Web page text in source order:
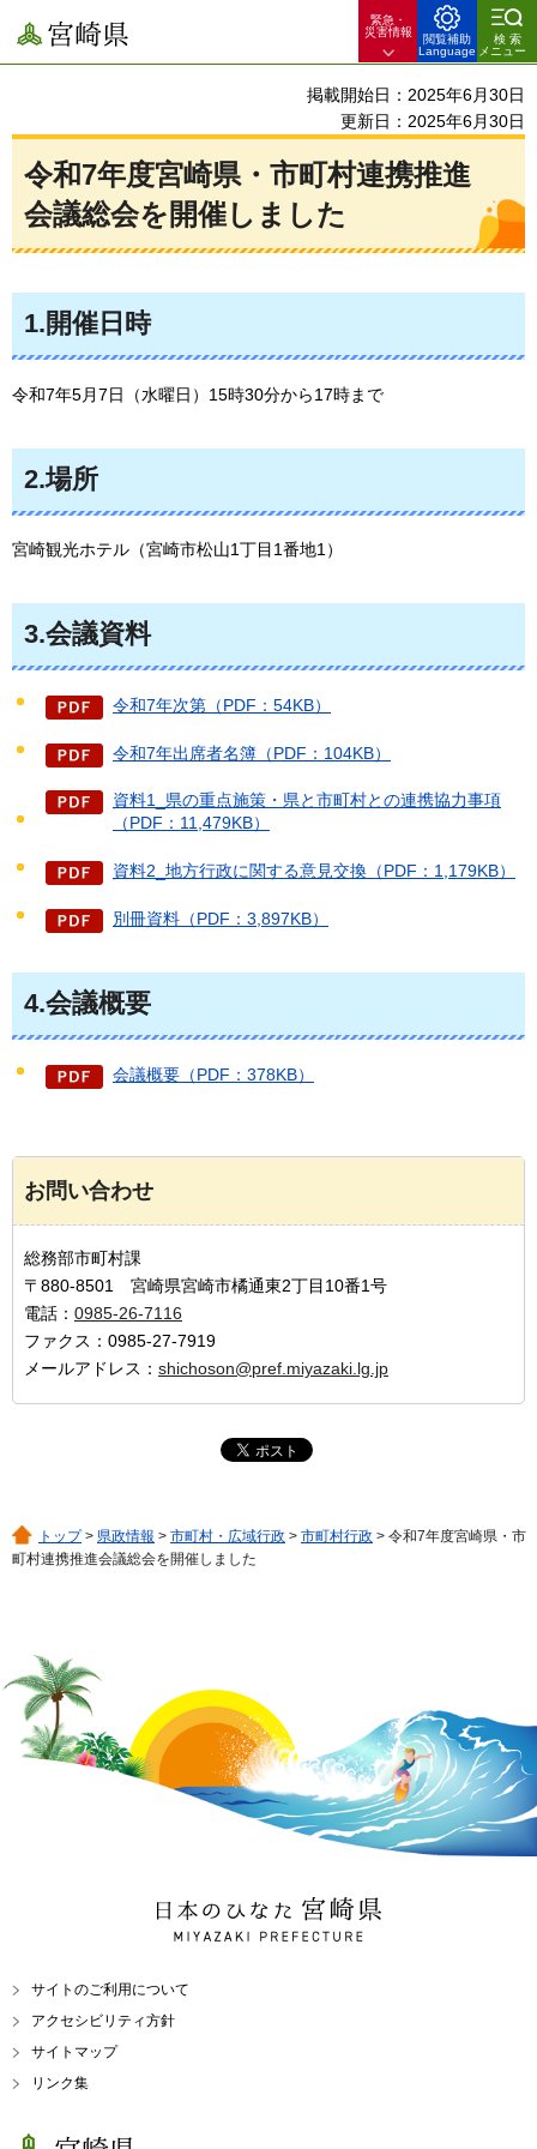
宮崎県
緊急・
災害情報
閲覧補助
Language
検索
メニュー
掲載開始日：2025年6月30日
更新日：2025年6月30日
令和7年度宮崎県・市町村連携推進
会議総会を開催しました
1.開催日時
令和7年5月7日（水曜日）15時30分から17時まで
2.場所
宮崎観光ホテル（宮崎市松山1丁目1番地1）
3.会議資料
令和7年次第（PDF：54KB）
令和7年出席者名簿（PDF：104KB）
資料1_県の重点施策・県と市町村との連携協力事項
（PDF：11,479KB）
資料2_地方行政に関する意見交換（PDF：1,179KB）
別冊資料（PDF：3,897KB）
4.会議概要
会議概要（PDF：378KB）
お問い合わせ
総務部市町村課
〒880-8501 宮崎県宮崎市橘通東2丁目10番1号
電話： 0985-26-7116
ファクス：0985-27-7919
メールアドレス： shichoson@pref.miyazaki.lg.jp
トップ> 県政情報 > 市町村・広域行政 > 市町村行政 > 令和7年度宮崎県・市
町村連携推進会議総会を開催しました
日本のひなた 宮崎県
MIYAZAKI PREFECTURE
サイトのご利用について
アクセシビリティ方針
サイトマップ
リンク集